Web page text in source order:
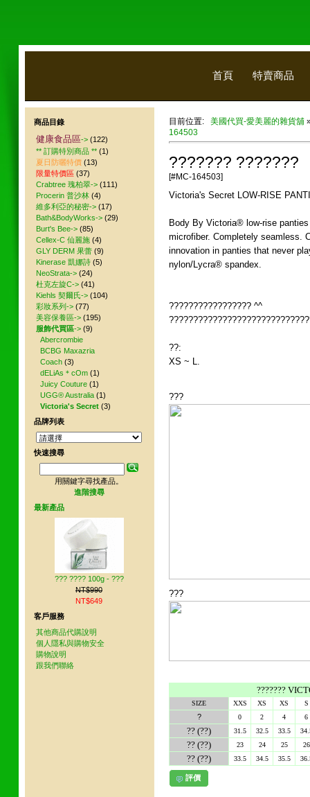
首頁 特賣商品
目前位置: 美國代買-愛美麗的雜貨舖
164503
??????? ???????
[#MC-164503]
Victoria's Secret LOW-RISE
Body By Victoria® low-rise
microfiber. Completely seamless.
innovation in panties that never
nylon/Lycra® spandex.
????????????????? ^^
??:
XS ~ L.
???
???
???????
SIZE XXS XS XS S
? 0 2 4 6
?? (??) 31.5 32.5 33.5
?? (??) 23 24 25 26
?? (??) 33.5 34.5 35.5
評價
商品目錄
健康食品區-> (122)
** 訂購特別商品 ** (1)
夏日防曬特價 (13)
限量特價區 (37)
Crabtree 瑰柏翠-> (111)
Procerin 普沙林 (4)
維多利亞的秘密-> (17)
Bath&BodyWorks-> (29)
Burt's Bee-> (85)
Cellex-C 仙麗施 (4)
GLY DERM 果蕾 (9)
Kinerase 凱娜詩 (5)
NeoStrata-> (24)
杜克左旋C-> (41)
Kiehls 契爾氏-> (104)
彩妝系列-> (77)
美容保養區-> (195)
服飾代買區-> (9)
Abercrombie
BCBG Maxazria
Coach (3)
dELiAs＊cOm (1)
Juicy Couture (1)
UGG® Australia (1)
Victoria's Secret (3)
品牌列表
快速搜尋
用關鍵字尋找產品。
進階搜尋
最新產品
??? ???? 100g - ???
NT$990
NT$649
客戶服務
其他商品代購說明
個人隱私與購物安全
購物說明
跟我們聯絡